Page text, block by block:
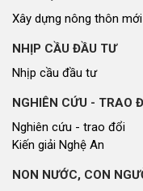
Xây dựng nông thôn mới
NHỊP CẦU ĐẦU TƯ
Nhịp cầu đầu tư
NGHIÊN CỨU - TRAO
Nghiên cứu - trao đổi
Kiến giải Nghệ An
NON NƯỚC, CON